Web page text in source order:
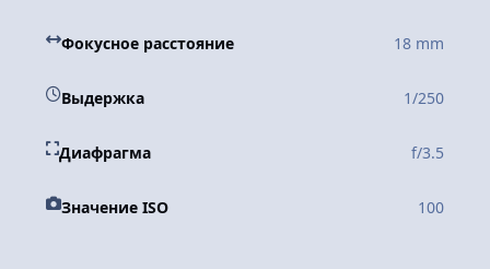
Фокусное расстояние 18 mm
Выдержка 1/250
Диафрагма f/3.5
Значение ISO 100